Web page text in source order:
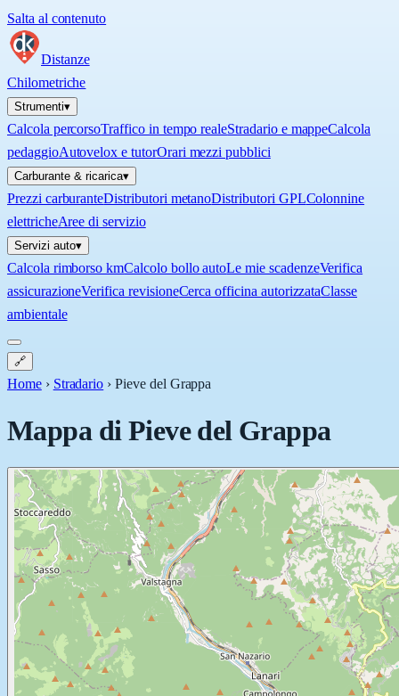
Salta al contenuto
Distanze
Chilometriche
Strumenti▾
Calcola percorsoTraffico in tempo realeStradario e mappeCalcola
pedaggioAutovelox e tutorOrari mezzi pubblici
Carburante & ricarica▾
Prezzi carburanteDistributori metanoDistributori GPLColonnine
elettricheAree di servizio
Servizi auto▾
Calcola rimborso kmCalcolo bollo autoLe mie scadenzeVerifica
assicurazioneVerifica revisioneCerca officina autorizzataClasse
ambientale
🔗
Home › Stradario ›Pieve del Grappa
Mappa diPieve del Grappa